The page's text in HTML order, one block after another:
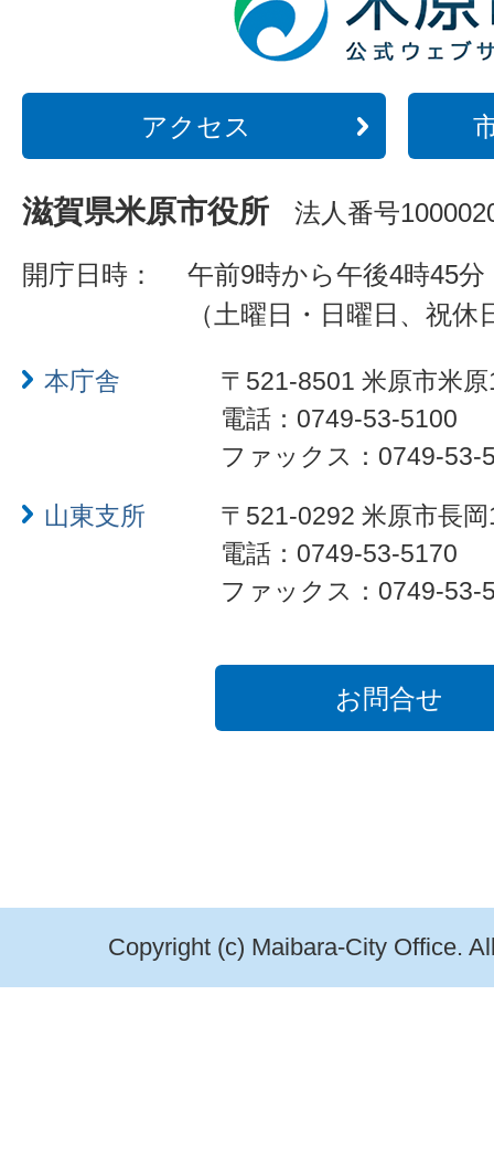
アクセス
滋賀県米原市役所 法人番号
開庁日時：
午前9時から午後4時45分
（土曜日・日曜日、祝
本庁舎
〒521-8501 米原市米
電話：0749-53-5100
ファックス：0749-53-
山東支所
〒521-0292 米原市長
電話：0749-53-5170
ファックス：0749-53-
お問合せ
Copyright (c) Maibara-City Office.